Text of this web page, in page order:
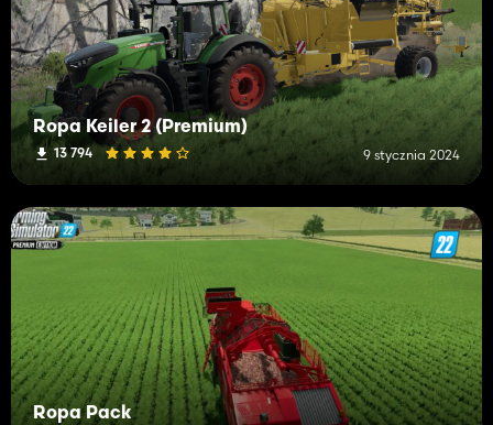
Ropa Keiler 2 (Premium)
13 794 9 stycznia 2024
Ropa Pack